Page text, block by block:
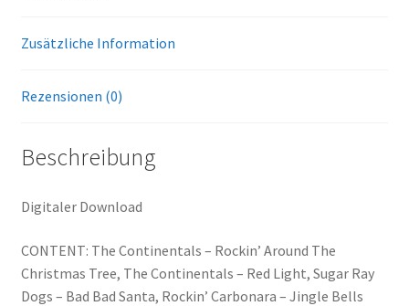
Zusätzliche Information
Rezensionen (0)
Beschreibung
Digitaler Download
CONTENT: The Continentals – Rockin’ Around The
Christmas Tree, The Continentals – Red Light, Sugar Ray
Dogs – Bad Bad Santa, Rockin’ Carbonara – Jingle Bells